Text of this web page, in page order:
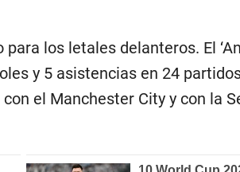
los letales delanteros. El
y 5 asistencias en 24
el Manchester City y con la